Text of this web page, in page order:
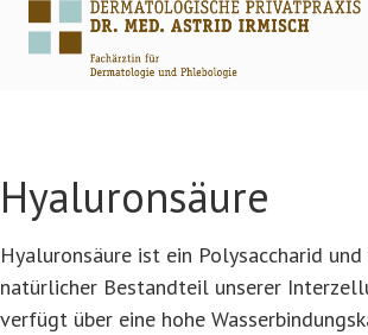
Hyaluronsäure
Hyaluronsäure ist ein Polysaccharid
natürlicher Bestandteil unserer
verfügt über eine hohe